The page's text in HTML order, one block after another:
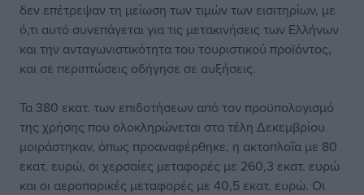
δεν επέτρεψαν τη μείωση των τιμών των εισιτηρίων, με
ό,τι αυτό συνεπάγεται για τις μετακινήσεις των Ελλήνων
και την ανταγωνιστικότητα του τουριστικού προϊόντος,
και σε περιπτώσεις οδήγησε σε αυξήσεις.
Τα 380 εκατ. των επιδοτήσεων από τον προϋπολογισμό
της χρήσης που ολοκληρώνεται στα τέλη Δεκεμβρίου
μοιράστηκαν, όπως προαναφέρθηκε, η ακτοπλοΐα με 80
εκατ. ευρώ, οι χερσαίες μεταφορές με 260,3 εκατ. ευρώ
και οι αεροπορικές μεταφορές με 40,5 εκατ. ευρώ. Οι